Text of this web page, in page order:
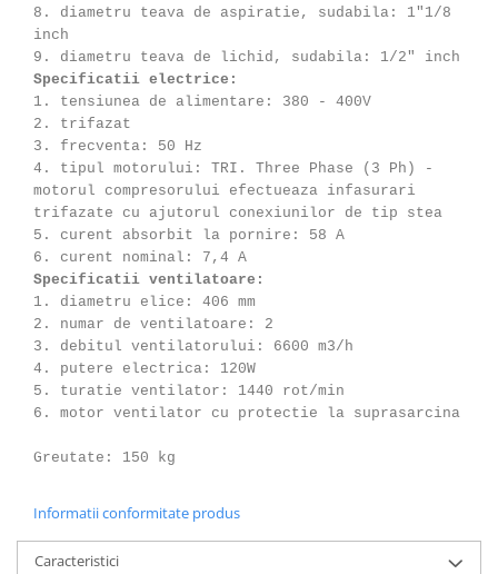
8. diametru teava de aspiratie, sudabila: 1"1/8
inch
9. diametru teava de lichid, sudabila: 1/2" inch
Specificatii electrice:
1. tensiunea de alimentare: 380 - 400V
2. trifazat
3. frecventa: 50 Hz
4. tipul motorului: TRI. Three Phase (3 Ph) -
motorul compresorului efectueaza infasurari
trifazate cu ajutorul conexiunilor de tip stea
5. curent absorbit la pornire: 58 A
6. curent nominal: 7,4 A
Specificatii ventilatoare:
1. diametru elice: 406 mm
2. numar de ventilatoare: 2
3. debitul ventilatorului: 6600 m3/h
4. putere electrica: 120W
5. turatie ventilator: 1440 rot/min
6. motor ventilator cu protectie la suprasarcina
Greutate: 150 kg
Informatii conformitate produs
Caracteristici